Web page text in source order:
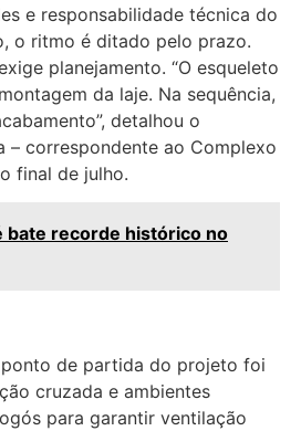
e responsabilidade técnica do
o ritmo é ditado pelo prazo.
planejamento. “O esqueleto
da laje. Na sequência,
detalhou o
– correspondente ao Complexo
final de julho.
bate recorde histórico no
de partida do projeto foi
cruzada e ambientes
para garantir ventilação